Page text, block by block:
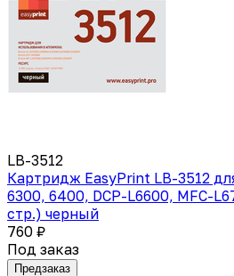
LB-3512
Картридж EasyPrint LB-3512
6300, 6400, DCP-L6600, MFC-
стр.) черный
760 ₽
Под заказ
Предзаказ